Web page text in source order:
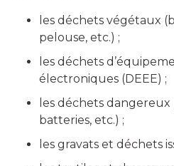
les déchets végétaux
pelouse, etc.) ;
les déchets
électroniques (DEEE) ;
les déchets
batteries, etc.) ;
les gravats et déchets